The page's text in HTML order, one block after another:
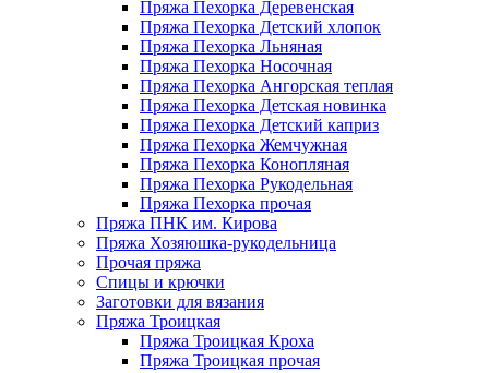
Пряжа Пехорка Деревенская
Пряжа Пехорка Детский хлопок
Пряжа Пехорка Льняная
Пряжа Пехорка Носочная
Пряжа Пехорка Ангорская теплая
Пряжа Пехорка Детская новинка
Пряжа Пехорка Детский каприз
Пряжа Пехорка Жемчужная
Пряжа Пехорка Конопляная
Пряжа Пехорка Рукодельная
Пряжа Пехорка прочая
Пряжа ПНК им. Кирова
Пряжа Хозяюшка-рукодельница
Прочая пряжа
Спицы и крючки
Заготовки для вязания
Пряжа Троицкая
Пряжа Троицкая Кроха
Пряжа Троицкая прочая